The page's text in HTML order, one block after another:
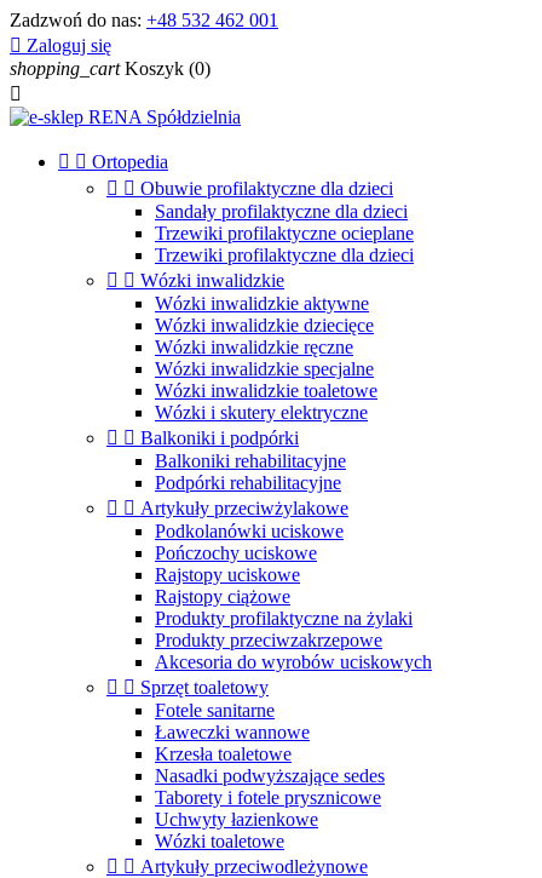
Zadzwoń do nas: +48 532 462 001
 Zaloguj się
shopping_cart Koszyk (0)

  Ortopedia
  Obuwie profilaktyczne dla dzieci
Sandały profilaktyczne dla dzieci
Trzewiki profilaktyczne ocieplane
Trzewiki profilaktyczne dla dzieci
  Wózki inwalidzkie
Wózki inwalidzkie aktywne
Wózki inwalidzkie dziecięce
Wózki inwalidzkie ręczne
Wózki inwalidzkie specjalne
Wózki inwalidzkie toaletowe
Wózki i skutery elektryczne
  Balkoniki i podpórki
Balkoniki rehabilitacyjne
Podpórki rehabilitacyjne
  Artykuły przeciwżylakowe
Podkolanówki uciskowe
Pończochy uciskowe
Rajstopy uciskowe
Rajstopy ciążowe
Produkty profilaktyczne na żylaki
Produkty przeciwzakrzepowe
Akcesoria do wyrobów uciskowych
  Sprzęt toaletowy
Fotele sanitarne
Ławeczki wannowe
Krzesła toaletowe
Nasadki podwyższające sedes
Taborety i fotele prysznicowe
Uchwyty łazienkowe
Wózki toaletowe
  Artykuły przeciwodleżynowe